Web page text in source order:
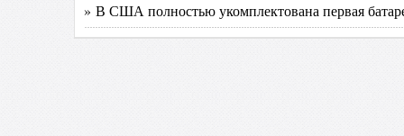
» В США полностью укомплектована первая